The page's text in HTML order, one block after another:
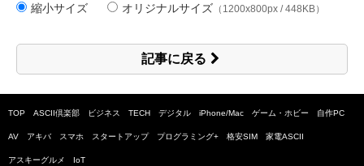
縮小サイズ オリジナルサイズ （1200x800px / 448KB）
記事に戻る
TOP ASCII倶楽部 ビジネス TECH デジタル iPhone/Mac ゲーム・ホビー 自作PC
AV アキバ スマホ スタートアップ プログラミング+ 格安SIM 家電ASCII
アスキーグルメ IoT